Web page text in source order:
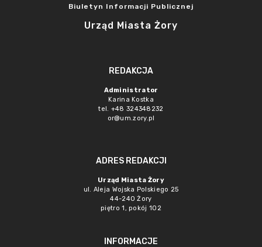
Biuletyn Informacji Publicznej
Urząd Miasta Żory
REDAKCJA
Administrator
Karina Kostka
tel. +48 324348232
or@um.zory.pl
ADRES REDAKCJI
Urząd Miasta Żory
ul. Aleja Wojska Polskiego 25
44-240 Żory
piętro 1, pokój 102
INFORMACJE